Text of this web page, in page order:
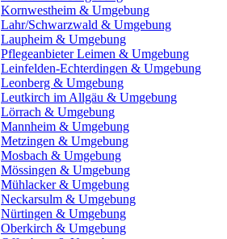
Kornwestheim & Umgebung
Lahr/Schwarzwald & Umgebung
Laupheim & Umgebung
Pflegeanbieter Leimen & Umgebung
Leinfelden-Echterdingen & Umgebung
Leonberg & Umgebung
Leutkirch im Allgäu & Umgebung
Lörrach & Umgebung
Mannheim & Umgebung
Metzingen & Umgebung
Mosbach & Umgebung
Mössingen & Umgebung
Mühlacker & Umgebung
Neckarsulm & Umgebung
Nürtingen & Umgebung
Oberkirch & Umgebung